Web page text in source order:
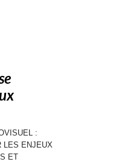
:
LES ENJEUX
ET